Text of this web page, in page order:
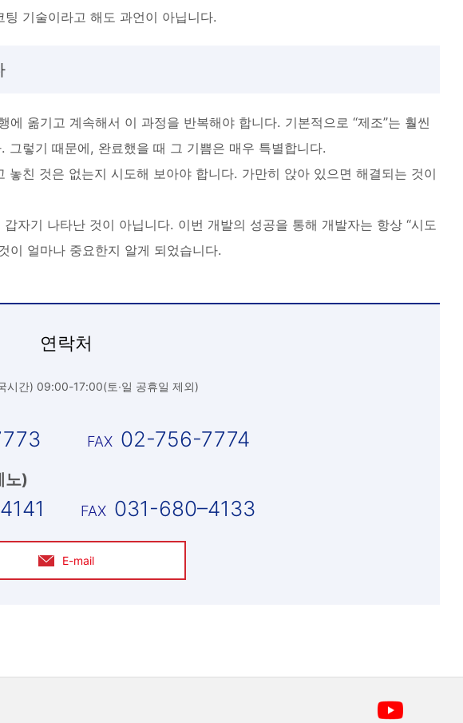
기술이라고 해도 과언이 아닙니다.
옮기고 계속해서 이 과정을 반복해야 합니다. 기본적으로 “제조”는 훨씬
렇기 때문에, 완료했을 때 그 기쁨은 매우 특별합니다.
친 것은 없는지 시도해 보아야 합니다. 가만히 앉아 있으면 해결되는 것이
자기 나타난 것이 아닙니다. 이번 개발의 성공을 통해 개발자는 항상 “시도
이 얼마나 중요한지 알게 되었습니다.
연락처
시간) 09:00-17:00(토∙일 공휴일 제외)
02-756-7774
노)
031-680–4133
E-mail